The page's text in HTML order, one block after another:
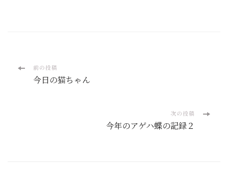
投
前の投稿
今日の猫ちゃん
次の投稿
今年のアゲハ蝶の記録２